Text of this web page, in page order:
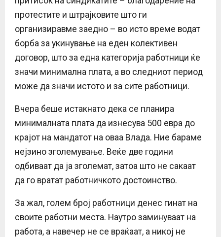
протестите и штрајковите што ги
организиравме заедно – во исто време водат
борба за укинување на еден колективен
договор, што за една категорија работници ќе
значи минимална плата, а во следниот период
може да значи истото и за сите работници.
Вчера беше истакнато дека се планира
минималната плата да изнесува 500 евра до
крајот на мандатот на оваа Влада. Ние бараме
нејзино зголемување. Веќе две години
одбиваат да ја зголемат, затоа што не сакаат
да го вратат работничкото достоинство.
За жал, голем број работници денес гинат на
своите работни места. Наутро заминуваат на
работа, а навечер не се враќаат, а никој не